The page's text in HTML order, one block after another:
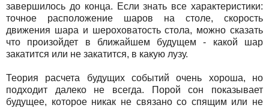
завершилось до конца. Если знать все характеристики:
точное расположение шаров на столе, скорость
движения шара и шероховатость стола, можно сказать
что произойдет в ближайшем будущем - какой шар
закатится или не закатится, в какую лузу.
Теория расчета будущих событий очень хороша, но
подходит далеко не всегда. Порой сон показывает
будущее, которое никак не связано со спящим или не